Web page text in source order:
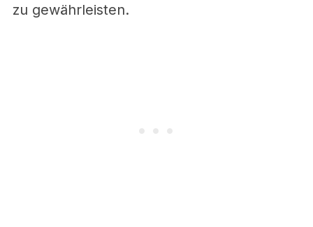
zu gewährleisten.